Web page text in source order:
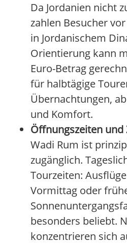
Da Jordanien nicht
zahlen Besucher
in Jordanischem
Orientierung kann
Euro-Betrag
für halbtägige
Übernachtungen,
und Komfort.
Öffnungszeiten und
Wadi Rum ist
zugänglich.
Tourzeiten:
Vormittag oder
besonders beliebt.
konzentrieren sich